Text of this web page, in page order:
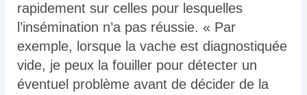
rapidement sur celles pour lesquelles
l’insémination n’a pas réussie. « Par
exemple, lorsque la vache est diagnostiquée
vide, je peux la fouiller pour détecter un
éventuel problème avant de décider de la